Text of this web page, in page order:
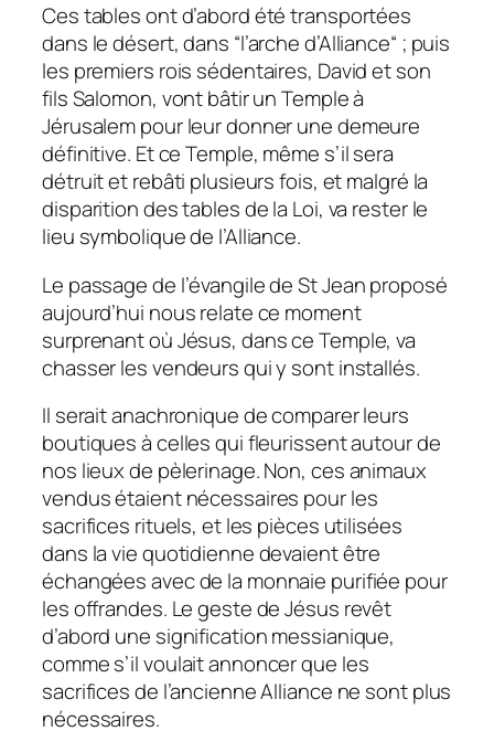
Ces tables ont d’abord été transportées
dans le désert, dans “l’arche d’Alliance“ ; puis
les premiers rois sédentaires, David et son
fils Salomon, vont bâtir un Temple à
Jérusalem pour leur donner une demeure
définitive. Et ce Temple, même s’il sera
détruit et rebâti plusieurs fois, et malgré la
disparition des tables de la Loi, va rester le
lieu symbolique de l’Alliance.
Le passage de l’évangile de St Jean proposé
aujourd’hui nous relate ce moment
surprenant où Jésus, dans ce Temple, va
chasser les vendeurs qui y sont installés.
Il serait anachronique de comparer leurs
boutiques à celles qui fleurissent autour de
nos lieux de pèlerinage. Non, ces animaux
vendus étaient nécessaires pour les
sacrifices rituels, et les pièces utilisées
dans la vie quotidienne devaient être
échangées avec de la monnaie purifiée pour
les offrandes. Le geste de Jésus revêt
d’abord une signification messianique,
comme s’il voulait annoncer que les
sacrifices de l’ancienne Alliance ne sont plus
nécessaires.